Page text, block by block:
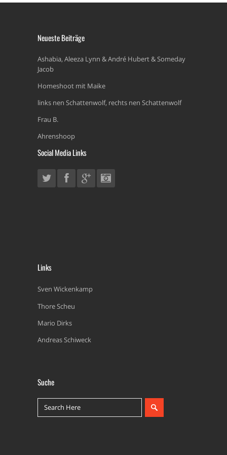
Neueste Beiträge
Ashabia, Aleeza Lynn & André Hubert & Someday
Jacob
Homeshoot mit Maike
links nen Schattenwolf, rechts nen Schattenwolf
Frau B.
Ahrenshoop
Social Media Links
Links
Sven Wickenkamp
Thore Scheu
Mario Dirks
Andreas Schiweck
Suche